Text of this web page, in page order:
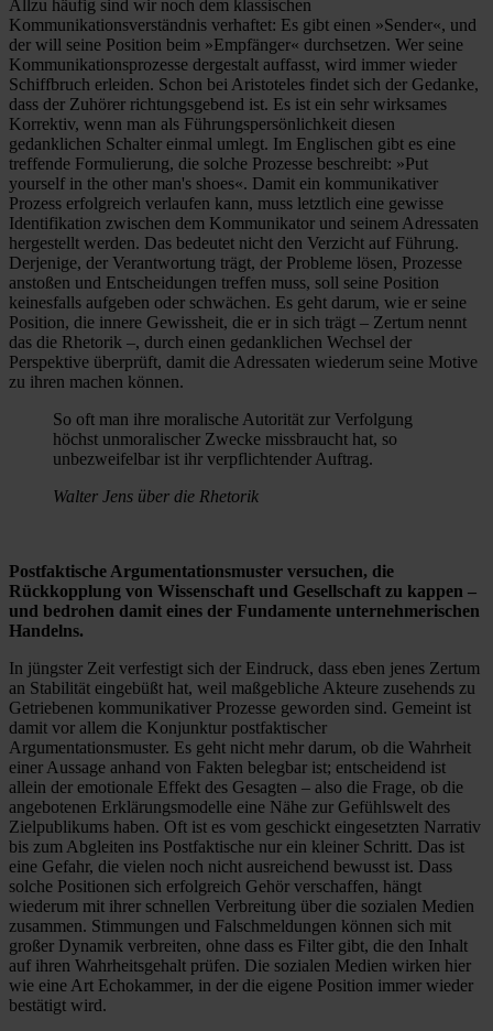
Allzu häufig sind wir noch dem klassischen
Kommunikationsverständnis verhaftet: Es gibt einen »Sender«, und
der will seine Position beim »Empfänger« durchsetzen. Wer seine
Kommunikationsprozesse dergestalt auffasst, wird immer wieder
Schiffbruch erleiden. Schon bei Aristoteles findet sich der Gedanke,
dass der Zuhörer richtungsgebend ist. Es ist ein sehr wirksames
Korrektiv, wenn man als Führungspersönlichkeit diesen
gedanklichen Schalter einmal umlegt. Im Englischen gibt es eine
treffende Formulierung, die solche Prozesse beschreibt: »Put
yourself in the other man's shoes«. Damit ein kommunikativer
Prozess erfolgreich verlaufen kann, muss letztlich eine gewisse
Identifikation zwischen dem Kommunikator und seinem Adressaten
hergestellt werden. Das bedeutet nicht den Verzicht auf Führung.
Derjenige, der Verantwortung trägt, der Probleme lösen, Prozesse
anstoßen und Entscheidungen treffen muss, soll seine Position
keinesfalls aufgeben oder schwächen. Es geht darum, wie er seine
Position, die innere Gewissheit, die er in sich trägt – Zertum nennt
das die Rhetorik –, durch einen gedanklichen Wechsel der
Perspektive überprüft, damit die Adressaten wiederum seine Motive
zu ihren machen können.
So oft man ihre moralische Autorität zur Verfolgung
höchst unmoralischer Zwecke missbraucht hat, so
unbezweifelbar ist ihr verpflichtender Auftrag.
Walter Jens über die Rhetorik
Postfaktische Argumentationsmuster versuchen, die
Rückkopplung von Wissenschaft und Gesellschaft zu kappen –
und bedrohen damit eines der Fundamente unternehmerischen
Handelns.
In jüngster Zeit verfestigt sich der Eindruck, dass eben jenes Zertum
an Stabilität eingebüßt hat, weil maßgebliche Akteure zusehends zu
Getriebenen kommunikativer Prozesse geworden sind. Gemeint ist
damit vor allem die Konjunktur postfaktischer
Argumentationsmuster. Es geht nicht mehr darum, ob die Wahrheit
einer Aussage anhand von Fakten belegbar ist; entscheidend ist
allein der emotionale Effekt des Gesagten – also die Frage, ob die
angebotenen Erklärungsmodelle eine Nähe zur Gefühlswelt des
Zielpublikums haben. Oft ist es vom geschickt eingesetzten Narrativ
bis zum Abgleiten ins Postfaktische nur ein kleiner Schritt. Das ist
eine Gefahr, die vielen noch nicht ausreichend bewusst ist. Dass
solche Positionen sich erfolgreich Gehör verschaffen, hängt
wiederum mit ihrer schnellen Verbreitung über die sozialen Medien
zusammen. Stimmungen und Falschmeldungen können sich mit
großer Dynamik verbreiten, ohne dass es Filter gibt, die den Inhalt
auf ihren Wahrheitsgehalt prüfen. Die sozialen Medien wirken hier
wie eine Art Echokammer, in der die eigene Position immer wieder
bestätigt wird.